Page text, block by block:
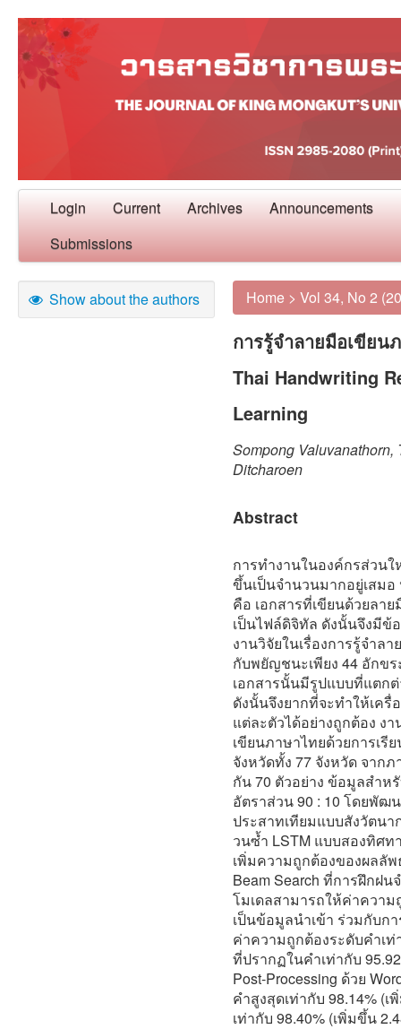
Login Current Archives Announcements
Submissions
Show about the authors Home > Vol 34, No 2
การรู้จำลายมือเขียน
Thai Handwriting
Learning
Sompong Valuvanathorn,
Ditcharoen
Abstract
การทำงานในองค์กรส่วน
ขึ้นเป็นจำนวนมากอยู่เสมอ
คือ เอกสารที่เขียนด้วยลา
เป็นไฟล์ดิจิทัล ดังนั้นจึงมี
งานวิจัยในเรื่องการรู้จำ
กับพยัญชนะเพียง 44 อักข
เอกสารนั้นมีรูปแบบที่แตก
ดังนั้นจึงยากที่จะทำให้เค
แต่ละตัวได้อย่างถูกต้อง ง
เขียนภาษาไทยด้วยการเ
จังหวัดทั้ง 77 จังหวัด จาก
กัน 70 ตัวอย่าง ข้อมูลสำห
อัตราส่วน 90 : 10 โดยพัฒ
ประสาทเทียมแบบสังวัตน
วนซ้ำ LSTM แบบสองทิศท
เพิ่มความถูกต้องของผลลั
Beam Search ที่การฝึกฝ
โมเดลสามารถให้ค่าควา
เป็นข้อมูลนำเข้า ร่วมกับก
ค่าความถูกต้องระดับคำเ
ที่ปรากฏในคำเท่ากับ
Post-Processing ด้วย
คำสูงสุดเท่ากับ 98.14% (
เท่ากับ 98.40% (เพิ่มขึ้น